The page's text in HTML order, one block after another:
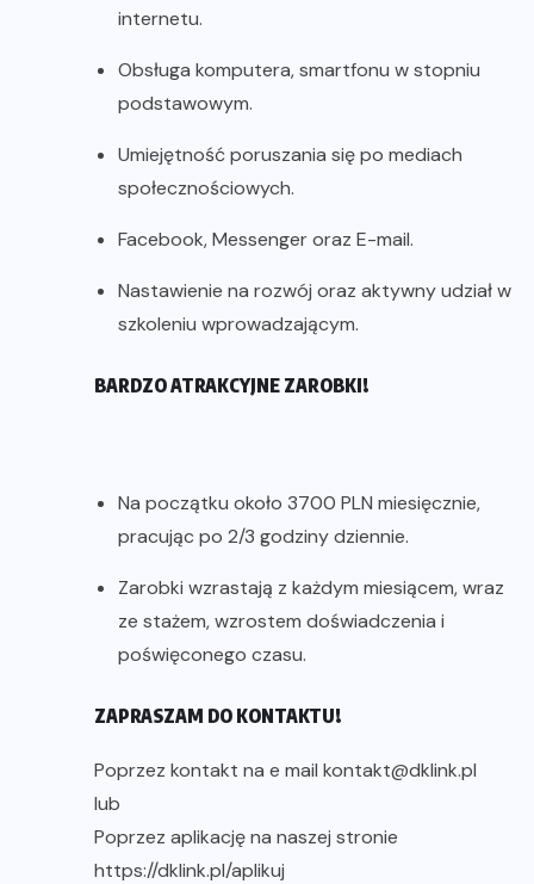
internetu.
Obsługa komputera, smartfonu w stopniu
podstawowym.
Umiejętność poruszania się po mediach
społecznościowych.
Facebook, Messenger oraz E-mail.
Nastawienie na rozwój oraz aktywny udział w
szkoleniu wprowadzającym.
BARDZO ATRAKCYJNE ZAROBKI!
Na początku około 3700 PLN miesięcznie,
pracując po 2/3 godziny dziennie.
Zarobki wzrastają z każdym miesiącem, wraz
ze stażem, wzrostem doświadczenia i
poświęconego czasu.
ZAPRASZAM DO KONTAKTU!
Poprzez kontakt na e mail kontakt@dklink.pl
lub
Poprzez aplikację na naszej stronie
https://dklink.pl/aplikuj